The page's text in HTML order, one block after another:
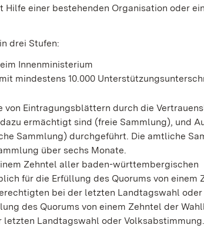
einer bestehenden Organisation oder
drei Stufen:
Innenministerium
mindestens 10.000
von Eintragungsblättern durch die
ermächtigt sind (freie Sammlung), und
Sammlung) durchgeführt. Die amtliche
über sechs Monate.
Zehntel aller baden-württembergischen
für die Erfüllung des Quorums von einem
bei der letzten Landtagswahl oder
des Quorums von einem Zehntel der
Landtagswahl oder